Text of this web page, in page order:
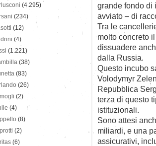
grande fondo di
avviato – di
Tra le
molto concreto
dissuadere
dalla Russia.
Questo incubo
Volodymyr
Repubblica
terza di questo
istituzionali.
Sono attesi
miliardi, e una
assicurativi,
(4.295)
(234)
(12)
(4)
(1.221)
(38)
(83)
(26)
(2)
(4)
(8)
(2)
(6)